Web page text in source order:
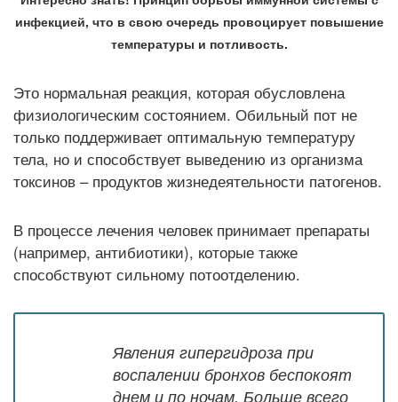
инфекцией, что в свою очередь провоцирует повышение
температуры и потливость.
Это нормальная реакция, которая обусловлена
физиологическим состоянием. Обильный пот не
только поддерживает оптимальную температуру
тела, но и способствует выведению из организма
токсинов – продуктов жизнедеятельности патогенов.
В процессе лечения человек принимает препараты
(например, антибиотики), которые также
способствуют сильному потоотделению.
Явления гипергидроза при
воспалении бронхов беспокоят
днем и по ночам. Больше всего